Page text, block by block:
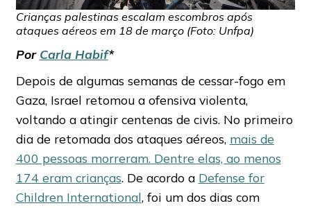
Crianças palestinas escalam escombros após
ataques aéreos em 18 de março (Foto: Unfpa)
Por Carla Habif*
Depois de algumas semanas de cessar-fogo em
Gaza, Israel retomou a ofensiva violenta,
voltando a atingir centenas de civis. No primeiro
dia de retomada dos ataques aéreos, mais de
400 pessoas morreram. Dentre elas, ao menos
174 eram crianças. De acordo a Defense for
Children International, foi um dos dias com